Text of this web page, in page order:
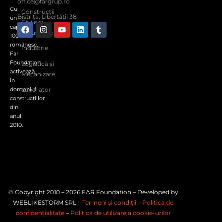
Cu
un
capital
100%
românesc,
Far
Foundation
activează
în
domeniul
construcţiilor
din
anul
2010.
Construcții
Civile și
Industriale
Industrie
Logistică și
Mecanizare
Laborator
Bistrița, Libertǎţii 38
© Copyright 2010 – 2026 FAR Foundation – Developed by
WEBLIKESTORM SRL –Termeni și condiții – Politica de
confidențialitate– Politica de utilizare a cookie-urilor